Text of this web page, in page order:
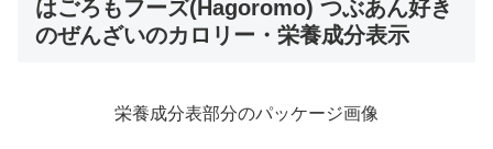
はごろもフーズ(Hagoromo) つぶあん好き
のぜんざいのカロリー・栄養成分表示
栄養成分表部分のパッケージ画像